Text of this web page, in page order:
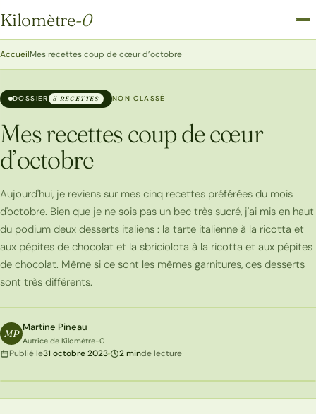
Kilomètre-0
Kilomètre-0
AccueilMes recettes coup de cœur d’octobre
DOSSIER 5 RECETTES NON CLASSÉ
Mes recettes coup de cœur
d’octobre
Aujourd'hui, je reviens sur mes cinq recettes préférées du mois
d'octobre. Bien que je ne sois pas un bec très sucré, j'ai mis en haut
du podium deux desserts italiens : la tarte italienne à la ricotta et
aux pépites de chocolat et la sbriciolota à la ricotta et aux pépites
de chocolat. Même si ce sont les mêmes garnitures, ces desserts
sont très différents.
MP
Martine Pineau
Autrice de Kilomètre-0
Publié le31 octobre 2023 2 minde lecture
5RECETTES